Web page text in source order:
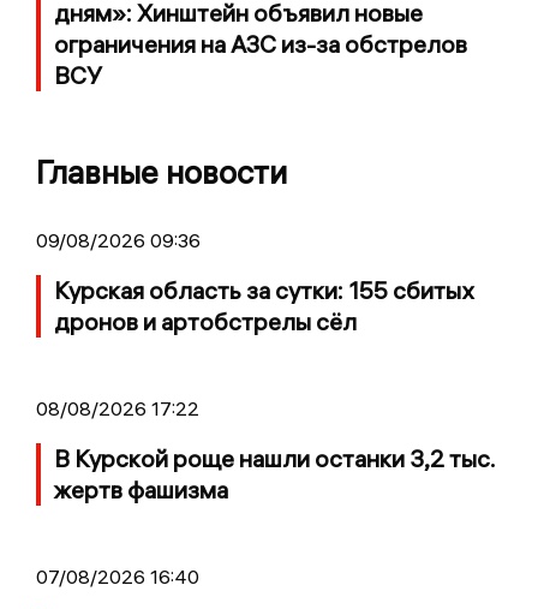
дням»: Хинштейн объявил новые
ограничения на АЗС из-за обстрелов
ВСУ
Главные новости
09/08/2026 09:36
Курская область за сутки: 155 сбитых
дронов и артобстрелы сёл
08/08/2026 17:22
В Курской роще нашли останки 3,2 тыс.
жертв фашизма
07/08/2026 16:40